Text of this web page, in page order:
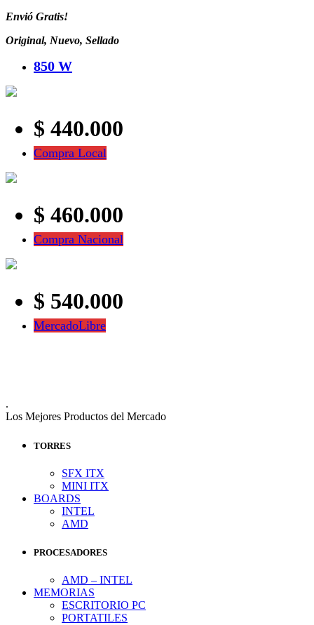
Envió Gratis!
Original, Nuevo, Sellado
850 W
$ 440.000
Compra Local
$ 460.000
Compra Nacional
$ 540.000
MercadoLibre
.
Los Mejores Productos del Mercado
TORRES
SFX ITX
MINI ITX
BOARDS
INTEL
AMD
PROCESADORES
AMD – INTEL
MEMORIAS
ESCRITORIO PC
PORTATILES